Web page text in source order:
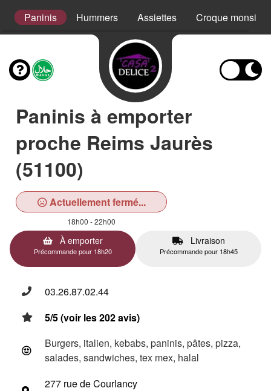
Paninis Hummers Assiettes Croque monsieur
Paninis à emporter
proche Reims Jaurès
(51100)
Actuellement fermé...
18h00 - 22h00
À emporter
Précommande pour 18h20
Livraison
Précommande pour 18h45
03.26.87.02.44
5/5 (voir les 202 avis)
Burgers, italien, kebabs, paninis, pâtes, pizza,
salades, sandwiches, tex mex, halal
277 rue de Courlancy